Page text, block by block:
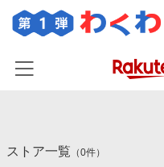
カテゴリー一覧
ストア一覧 （0件）